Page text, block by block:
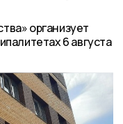
организует
6 августа